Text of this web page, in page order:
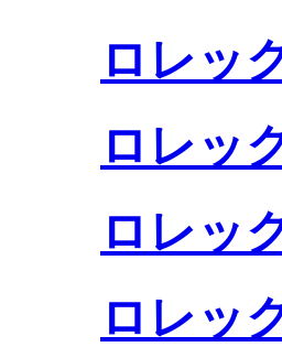
ロレッ
ロレッ
ロレッ
ロレッ